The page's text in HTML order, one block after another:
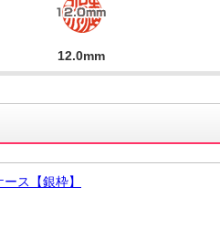
12.0mm
ス【銀枠】